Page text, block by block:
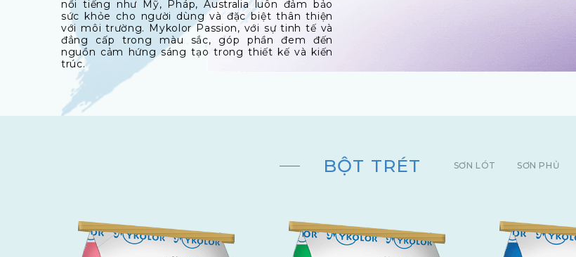
nổi tiếng như Mỹ, Pháp, Australia luôn đảm bảo
sức khỏe cho người dùng và đặc biệt thân thiện
với môi trường. Mykolor Passion, với sự tinh tế và
đẳng cấp trong màu sắc, góp phần đem đến
nguồn cảm hứng sáng tạo trong thiết kế và kiến
trúc.
BỘT TRÉT SƠN LÓT SƠN PHỦ